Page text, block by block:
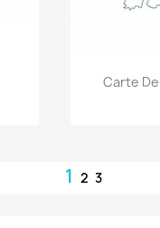

Carte De
123